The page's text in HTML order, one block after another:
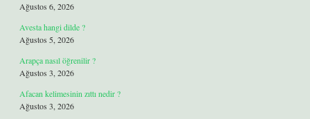
Ağustos 6, 2026
Avesta hangi dilde ?
Ağustos 5, 2026
Arapça nasıl öğrenilir ?
Ağustos 3, 2026
Afacan kelimesinin zıttı nedir ?
Ağustos 3, 2026